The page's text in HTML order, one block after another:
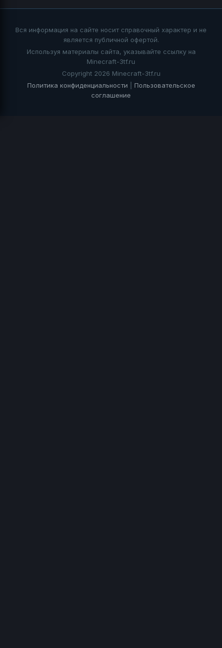
Вся информация на сайте носит справочный характер и не
является публичной офертой.
Используя материалы сайта, указывайте ссылку на
Minecraft-3tf.ru
Copyright 2026 Minecraft-3tf.ru
Политика конфиденциальности
Пользовательское
соглашение